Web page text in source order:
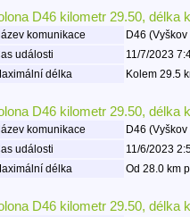
D46 kilometr 29.50, délka
komunikace
D46
události
11/7/2023
délka
Kolem 29.5
D46 kilometr 29.50, délka
komunikace
D46
události
11/6/2023
délka
Od 28.0 km
D46 kilometr 29.50, délka